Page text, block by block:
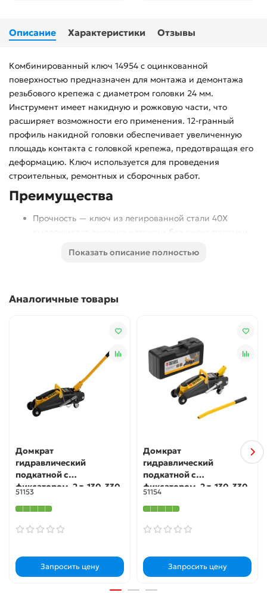
Описание Характеристики Отзывы
Комбинированный ключ 14954 с оцинкованной
поверхностью предназначен для монтажа и демонтажа
резьбового крепежа с диаметром головки 24 мм.
Инструмент имеет накидную и рожковую части, что
расширяет возможности его применения. 12-гранный
профиль накидной головки обеспечивает увеличенную
площадь контакта с головкой крепежа, предотвращая его
деформацию. Ключ используется для проведения
строительных, ремонтных и сборочных работ.
Преимущества
Прочность — ключ из легированной стали 40X
выдерживает высокие нагрузки без риска поломки.
плоскости ключа.
Показать описание полностью
Аналогичные товары
Домкрат
гидравлический
подкатной с
фиксатором, 2 т, 130-330
мм Denzel
51153
Запросить цену
Домкрат
гидравлический
подкатной с
фиксатором, 2 т, 130-330
мм, в кейсе Denzel
51154
Запросить цену